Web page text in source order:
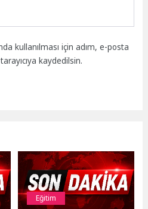
kullanılması için adım, e-posta
kaydedilsin.
Eğitim